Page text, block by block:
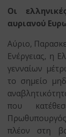
Οι
αυριανού
Αύριο,
Ενέργειας, η
γενναίων
το σημείο
που
πλέον στη